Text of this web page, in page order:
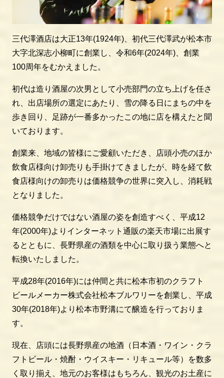
三代澤酒店は大正13年(1924年)、初代三代澤武が松本市
大字北深志小柳町に創業し、令和6年(2024年)、創業
100周年をむかえました。
初代は造り酒屋の次男として小売部門の立ち上げを任さ
れ、出店場所の選定にあたり、雪の降る日にまちの中を
歩き回り、足跡が一番多かったこの地に店を構えたと聞
いております。
創業来、地域の皆様にご愛顧いただき、店頭小売のほか
飲食店様向け卸売りも手掛けてきましたが、時を経て飲
食店様向けの卸売りは価格競争の世界に突入し、消耗戦
となりました。
価格競争だけではない酒屋の姿を創造すべく、平成12
年(2000年)よりインターネット通販の楽天市場に出展す
るとともに、長野県産の酒類を中心に取り扱う業態へと
転換いたしました。
平成28年(2016年)には仲間と共に松本市初のクラフト
ビールメーカー株式会社松本ブルワリーを創業し、平成
30年(2018年)より松本市野溝にて醸造を行っておりま
す。
現在、店頭には長野県産の地酒（日本酒・ワイン・クラ
フトビール・焼酎・ウイスキー・リキュール等）を数多
く取り揃え、地元のお客様はもちろん、観光のお土産に